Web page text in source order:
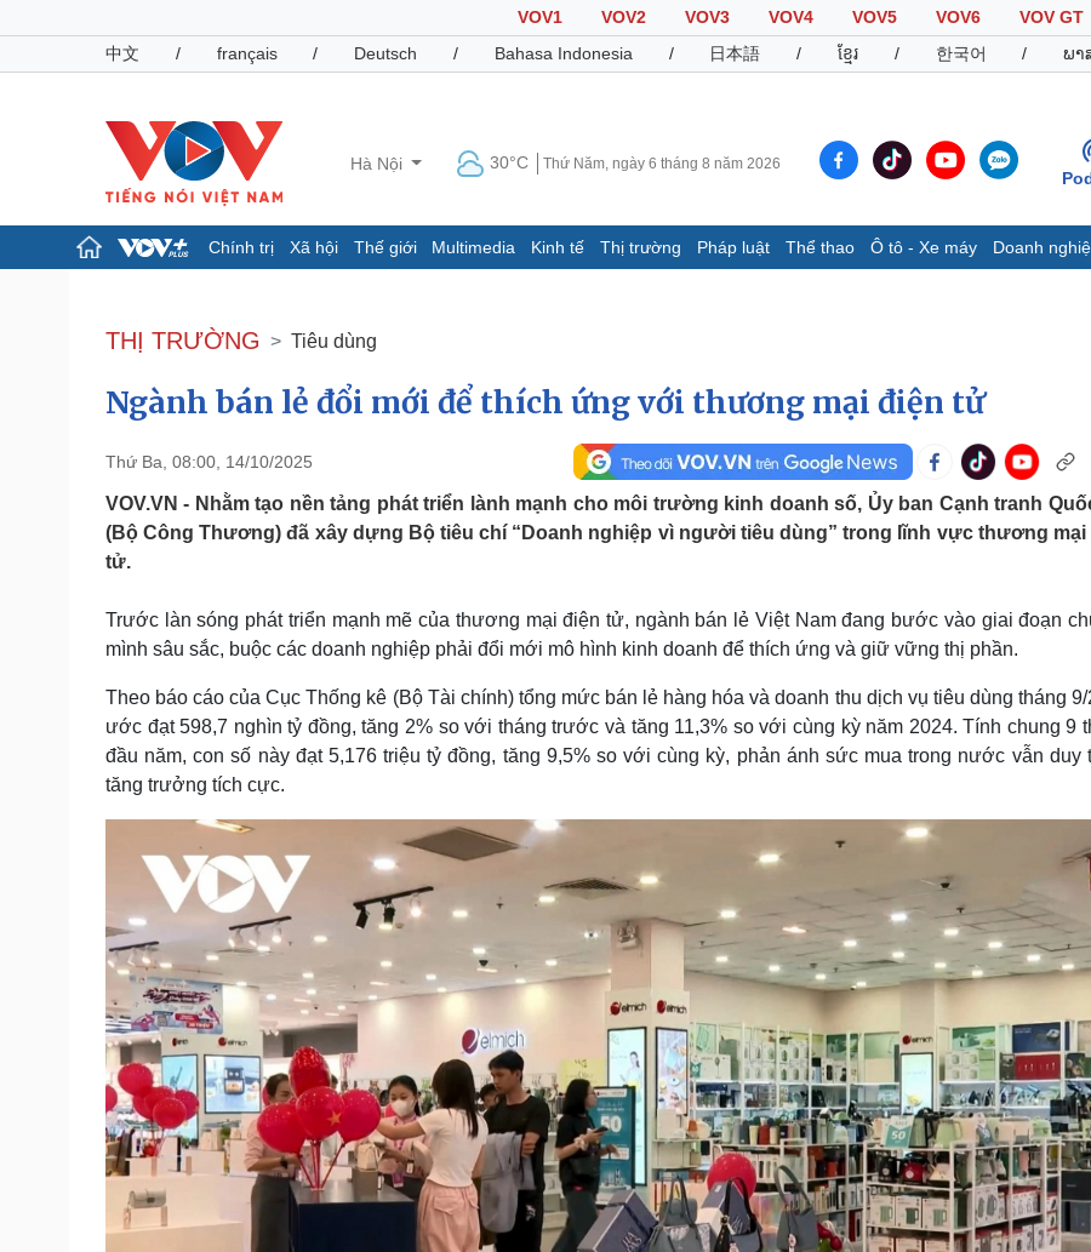
VOV1 VOV2 VOV3 VOV4 VOV5 VOV6
VOV GT
中文
/ français / Deutsch / Bahasa Indonesia / 日本語 / ខ្មែរ / 한국어 / ພາ
Hà Nội 30°C Thứ Năm, ngày 6 tháng 8 năm 2026
Chính trị Xã hội Thế giới Multimedia Kinh tế Thị trường Pháp luật Thể thao Ô tô - Xe máy Doanh
Đảng
Tổ chức nhân sự
Nhận diện sự thật
Dự báo thời tiết
Dấu ấn VOV
Infographic
Pháp luật
Vụ án
Tin nóng
Quân sự - Quốc phòng
Vũ khí
Thể thao
Bóng đá
eSports
Hậu trường
Ô tô - Xe máy
Ô tô
Dinh dưỡng - món ngon
Cây thuốc
Sản phụ khoa
Nhi khoa
Làm đẹp - giảm cân
Phòng mạch online
Ăn sạch sống khỏe
Nhà đẹp
Blog
Tình yêu - Gia đình
Sân khấu - Điện ảnh
Văn học
Âm nhạc
Nghệ sĩ
Thời trang
Sao Việt
Cải chính
THỊ TRƯỜNG Tiêu dùng
Ngành bán lẻ đổi mới để thích ứng với thương mại điện tử
Thứ Ba, 08:00, 14/10/2025
VOV.VN - Nhằm tạo nền tảng phát triển lành mạnh cho môi trường kinh doanh số, Ủy ban Cạnh tranh
(Bộ Công Thương) đã xây dựng Bộ tiêu chí “Doanh nghiệp vì người tiêu dùng” trong lĩnh vực thương mại
tử.
Trước làn sóng phát triển mạnh mẽ của thương mại điện tử, ngành bán lẻ Việt Nam đang bước vào giai đoạn
mình sâu sắc, buộc các doanh nghiệp phải đổi mới mô hình kinh doanh để thích ứng và giữ vững thị phần.
Theo báo cáo của Cục Thống kê (Bộ Tài chính) tổng mức bán lẻ hàng hóa và doanh thu dịch vụ tiêu dùng tháng
ước đạt 598,7 nghìn tỷ đồng, tăng 2% so với tháng trước và tăng 11,3% so với cùng kỳ năm 2024. Tính chung 9
đầu năm, con số này đạt 5,176 triệu tỷ đồng, tăng 9,5% so với cùng kỳ, phản ánh sức mua trong nước vẫn duy
tăng trưởng tích cực.